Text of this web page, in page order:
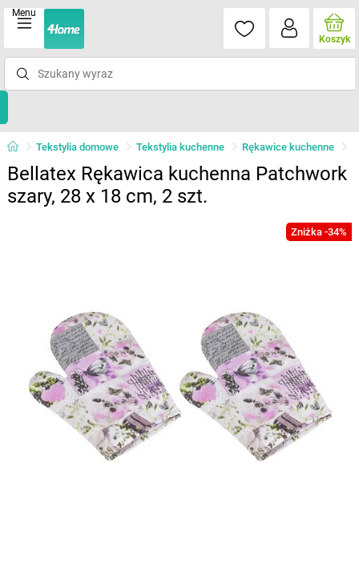
Menu
Koszyk
Tekstylia domowe Tekstylia kuchenne Rękawice kuchenne
Bellatex Rękawica kuchenna Patchwork
szary, 28 x 18 cm, 2 szt.
Zniżka -34%